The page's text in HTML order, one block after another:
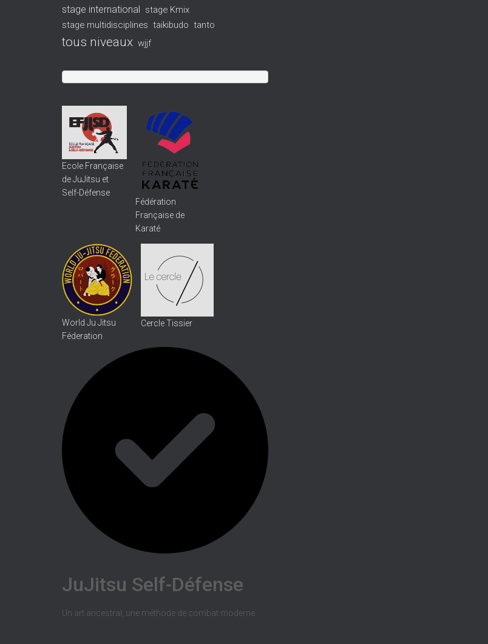
stage international stage Kmix
stage multidisciplines taikibudo tanto
tous niveaux wjjf
Ecole Française
de JuJitsu et
Self-Défense
Fédération
Française de
Karaté
World Ju Jitsu
Féderation
Cercle Tissier
JuJitsu Self-Défense
Un art ancestral, une méthode de combat moderne.